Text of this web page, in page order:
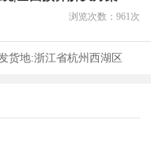
浏览次数： 961次
货地:浙江省杭州西湖区